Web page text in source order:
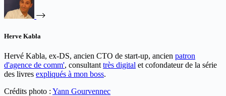
Herve Kabla
Hervé Kabla, ex-DS, ancien CTO de start-up, ancien patron
d'agence de comm', consultant très digital et cofondateur de la série
des livres expliqués à mon boss.
Crédits photo : Yann Gourvennec